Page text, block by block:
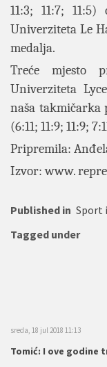
11:3; 11:7;
Univerziteta Le
medalja.
Treće mjesto
Univerziteta
naša takmičarka
(6:11; 11:9; 11:9;
Pripremila:
Izvor: www.
Published in Sport
Tagged under
sreda, 18 jul 2018 11:13
Tomić: I ove godine